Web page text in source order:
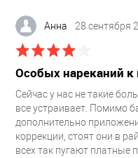
Анна 28 сентября
Особых нареканий к
Сейчас у нас не такие
все устраивает. Помимо
дополнительно
коррекции, стоят они в
всех так пугают платные